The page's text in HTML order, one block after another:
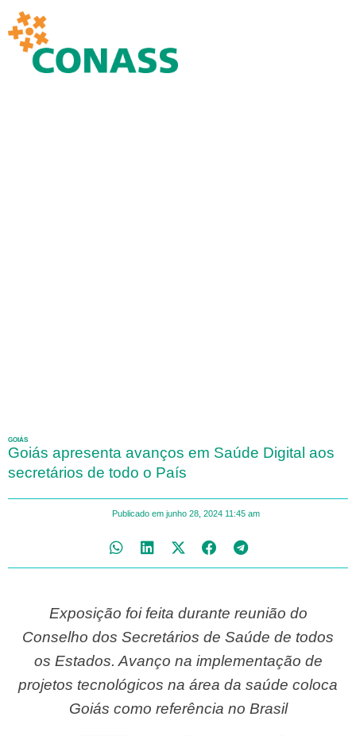
GOIÁS
Goiás apresenta avanços em Saúde Digital aos
secretários de todo o País
Publicado em junho 28, 2024 11:45 am
Exposição foi feita durante reunião do
Conselho dos Secretários de Saúde de todos
os Estados. Avanço na implementação de
projetos tecnológicos na área da saúde coloca
Goiás como referência no Brasil